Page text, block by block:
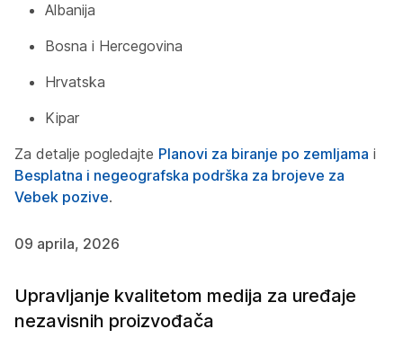
Albanija
Bosna i Hercegovina
Hrvatska
Kipar
Za detalje pogledajte Planovi za biranje po zemljama i
Besplatna i negeografska podrška za brojeve za
Vebek pozive.
09 aprila, 2026
Upravljanje kvalitetom medija za uređaje
nezavisnih proizvođača